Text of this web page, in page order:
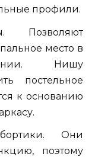
профили.
Позволяют
место в
Нишу
постельное
к основанию
Они
поэтому